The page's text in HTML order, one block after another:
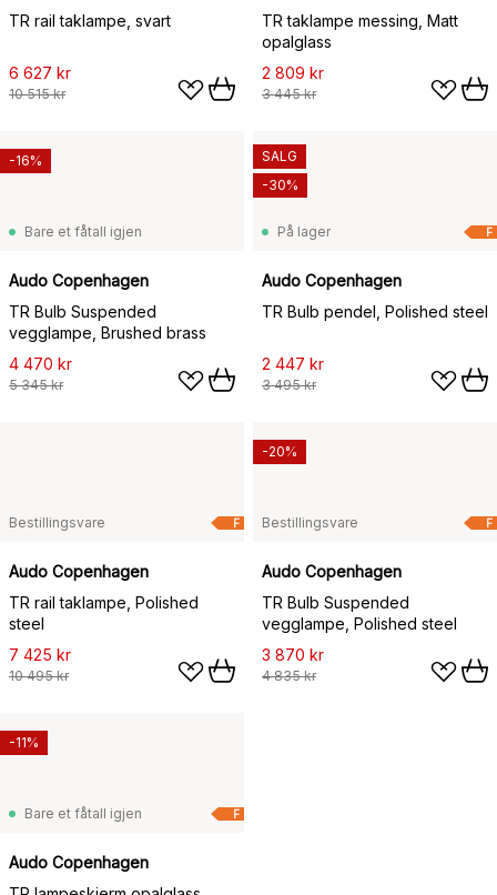
TR rail taklampe, svart
6 627 kr
10 515 kr
TR taklampe messing, Matt
opalglass
2 809 kr
3 445 kr
Bare et fåtall igjen
Audo Copenhagen
TR Bulb Suspended
vegglampe, Brushed brass
4 470 kr
5 345 kr
-16%
F
På lager
Audo Copenhagen
TR Bulb pendel, Polished steel
2 447 kr
3 495 kr
SALG
-30%
F
Bestillingsvare
Audo Copenhagen
TR rail taklampe, Polished
steel
7 425 kr
10 495 kr
F
Bestillingsvare
Audo Copenhagen
TR Bulb Suspended
vegglampe, Polished steel
3 870 kr
4 835 kr
-20%
F
Bare et fåtall igjen
Audo Copenhagen
-11%